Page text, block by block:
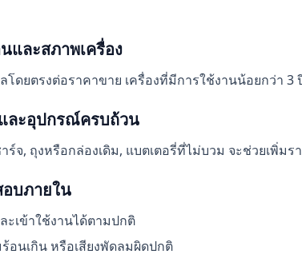
และสภาพเครื่อง
โดยตรงต่อราคาขาย เครื่องที่มีการใช้งานน้อยกว่า
ละอุปกรณ์ครบถ้วน
จ, ถุงหรือกล่องเดิม, แบตเตอรี่ที่ไม่บวม จะช่วยเพิ่มร
อบภายใน
ะเข้าใช้งานได้ตามปกติ
นเกิน หรือเสียงพัดลมผิดปกติ